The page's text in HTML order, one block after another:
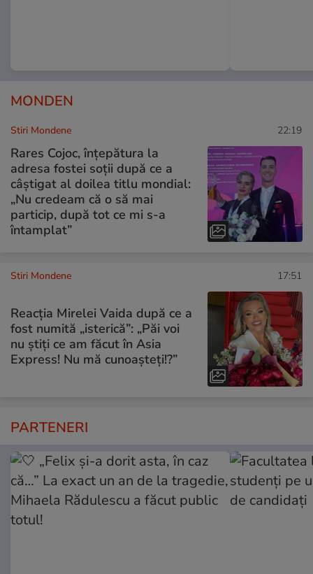
MONDEN
Stiri Mondene 22:19
Rares Cojoc, înțepătura la
adresa fostei soții după ce a
câștigat al doilea titlu mondial:
„Nu credeam că o să mai
particip, după tot ce mi s-a
întamplat”
Stiri Mondene 17:51
Reacția Mirelei Vaida după ce a
fost numită „isterică”: „Păi voi
nu știți ce am făcut în Asia
Express! Nu mă cunoașteți!?”
PARTENERI